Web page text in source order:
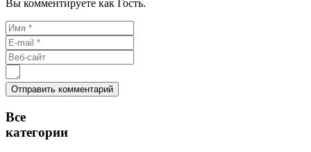
Вы комментируете как Гость.
Все
категории